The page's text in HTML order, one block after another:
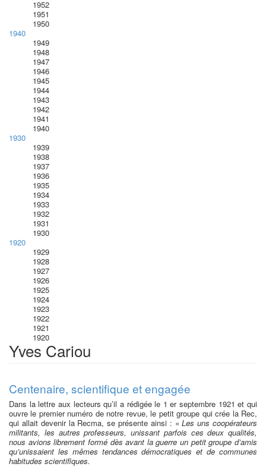
1952
1951
1950
1940
1949
1948
1947
1946
1945
1944
1943
1942
1941
1940
1930
1939
1938
1937
1936
1935
1934
1933
1932
1931
1930
1920
1929
1928
1927
1926
1925
1924
1923
1922
1921
1920
Yves Cariou
Centenaire, scientifique et engagée
Dans la lettre aux lecteurs qu’il a rédigée le 1 er septembre 1921 et qui
ouvre le premier numéro de notre revue, le petit groupe qui crée la Rec,
qui allait devenir la Recma, se présente ainsi : «Les uns coopérateurs
militants, les autres professeurs, unissant parfois ces deux qualités,
nous avions librement formé dès avant la guerre un petit groupe d’amis
qu’unissaient les mêmes tendances démocratiques et de communes
habitudes scientifiques.